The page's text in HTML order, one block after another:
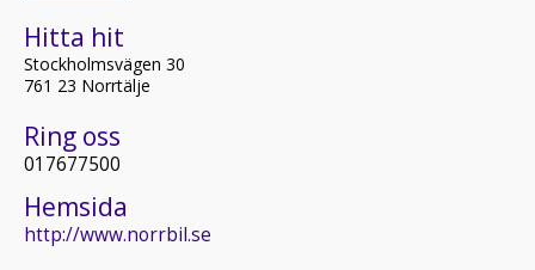
Hitta hit
Stockholmsvägen 30
761 23 Norrtälje
Ring oss
017677500
Hemsida
http://www.norrbil.se